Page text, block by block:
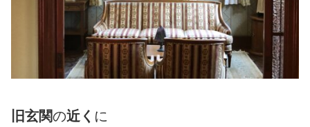
旧玄関の近く に